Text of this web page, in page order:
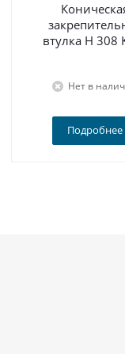
втулка H 308
Нет в
Подробнее